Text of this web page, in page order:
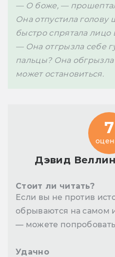
— О боже, —
Она отпустила голову
быстро спрятала лицо
— Она отгрызла себе
пальцы? Она
может остановиться.
Дэвид
7
Стоит ли читать?
Если вы не против
обрываются на самом
— можете
Удачно